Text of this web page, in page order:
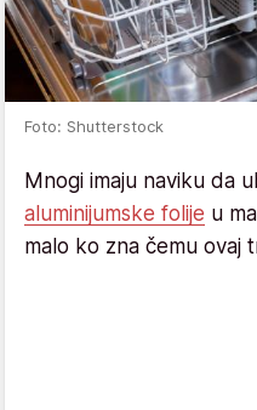
Foto: Shutterstock
Mnogi imaju naviku da
aluminijumske folije u
malo ko zna čemu ovaj